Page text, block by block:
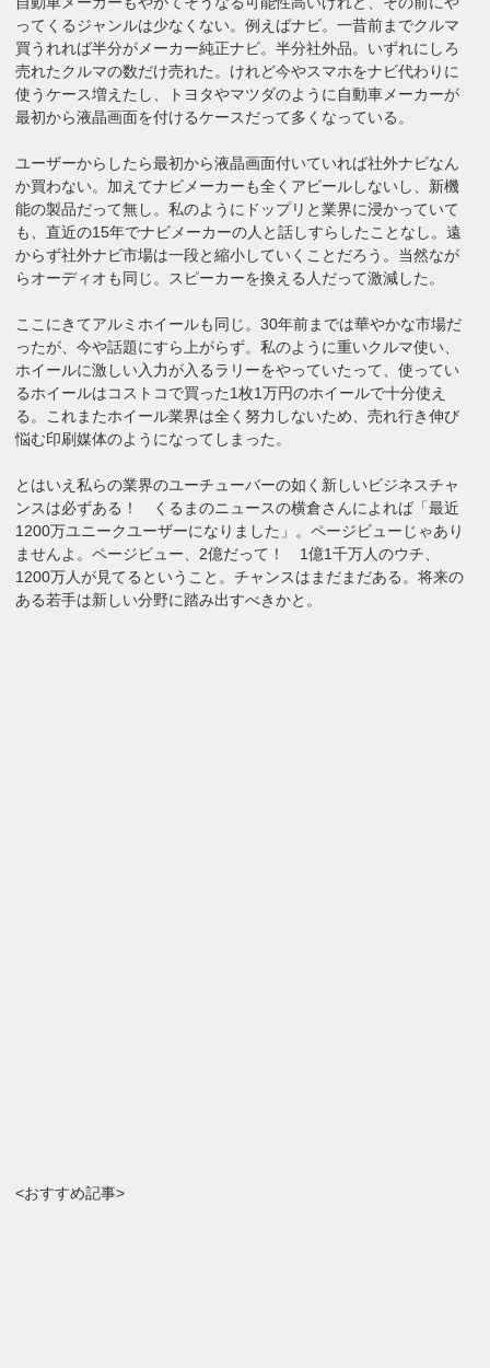
ってくるジャンルは少なくない。例えばナビ。一昔前までクルマ
買うれれば半分がメーカー純正ナビ。半分社外品。いずれにしろ
売れたクルマの数だけ売れた。けれど今やスマホをナビ代わりに
使うケース増えたし、トヨタやマツダのように自動車メーカーが
最初から液晶画面を付けるケースだって多くなっている。
ユーザーからしたら最初から液晶画面付いていれば社外ナビなん
か買わない。加えてナビメーカーも全くアピールしないし、新機
能の製品だって無し。私のようにドップリと業界に浸かっていて
も、直近の15年でナビメーカーの人と話しすらしたことなし。遠
からず社外ナビ市場は一段と縮小していくことだろう。当然なが
らオーディオも同じ。スピーカーを換える人だって激減した。
ここにきてアルミホイールも同じ。30年前までは華やかな市場だ
ったが、今や話題にすら上がらず。私のように重いクルマ使い、
ホイールに激しい入力が入るラリーをやっていたって、使ってい
るホイールはコストコで買った1枚1万円のホイールで十分使え
る。これまたホイール業界は全く努力しないため、売れ行き伸び
悩む印刷媒体のようになってしまった。
とはいえ私らの業界のユーチューバーの如く新しいビジネスチャ
ンスは必ずある！ くるまのニュースの横倉さんによれば「最近
1200万ユニークユーザーになりました」。ページビューじゃあり
ませんよ。ページビュー、2億だって！ 1億1千万人のウチ、
1200万人が見てるということ。チャンスはまだまだある。将来の
ある若手は新しい分野に踏み出すべきかと。
<おすすめ記事>